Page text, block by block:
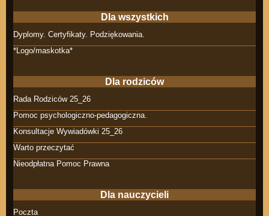
Dla wszystkich
Dyplomy. Certyfikaty. Podziękowania.
*Logo/maskotka*
Dla rodziców
Rada Rodziców 25_26
Pomoc psychologiczno-pedagogiczna.
Konsultacje Wywiadówki 25_26
Warto przeczytać
Nieodpłatna Pomoc Prawna
Dla nauczycieli
Poczta